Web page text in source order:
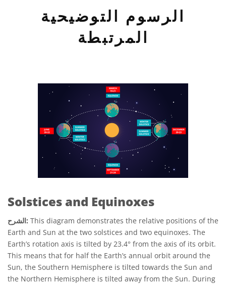
الرسوم التوضيحية
المرتبطة
Solstices and Equinoxes
الشرح: This diagram demonstrates the relative positions of the
Earth and Sun at the two solstices and two equinoxes. The
Earth’s rotation axis is tilted by 23.4° from the axis of its orbit.
This means that for half the Earth’s annual orbit around the
Sun, the Southern Hemisphere is tilted towards the Sun and
the Northern Hemisphere is tilted away from the Sun. During